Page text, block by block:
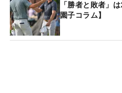
その2日後の土曜日には、か
プレーオフを戦った米国人選
レッグ・ノーマン率いる『
「勝者と敗者」
園子コラム】